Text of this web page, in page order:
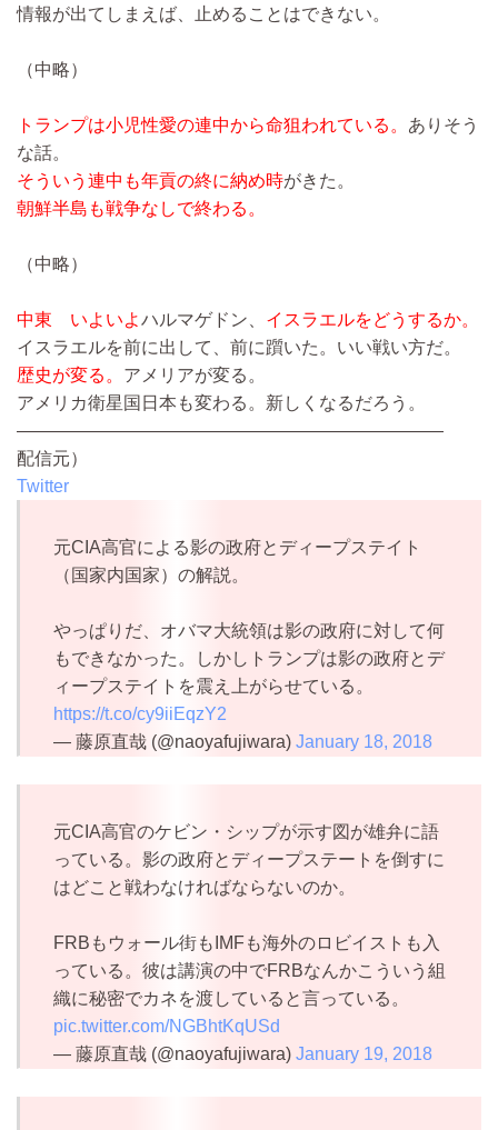
情報が出てしまえば、止めることはできない。
（中略）
トランプは小児性愛の連中から命狙われている。 ありそう
な話。
そういう連中も年貢の終に納め時がきた。
朝鮮半島も戦争なしで終わる。
（中略）
中東 いよいよハルマゲドン、 イスラエルをどうするか。
イスラエルを前に出して、前に躓いた。いい戦い方だ。
歴史が変る。 アメリアが変る。
アメリカ衛星国日本も変わる。新しくなるだろう。
————————————————————————
配信元）
Twitter
元CIA高官による影の政府とディープステイト
（国家内国家）の解説。
やっぱりだ、オバマ大統領は影の政府に対して何
もできなかった。しかしトランプは影の政府とデ
ィープステイトを震え上がらせている。
https://t.co/cy9iiEqzY2
— 藤原直哉 (@naoyafujiwara) January 18, 2018
元CIA高官のケビン・シップが示す図が雄弁に語
っている。影の政府とディープステートを倒すに
はどこと戦わなければならないのか。
FRBもウォール街もIMFも海外のロビイストも入
っている。彼は講演の中でFRBなんかこういう組
織に秘密でカネを渡していると言っている。
pic.twitter.com/NGBhtKqUSd
— 藤原直哉 (@naoyafujiwara) January 19, 2018